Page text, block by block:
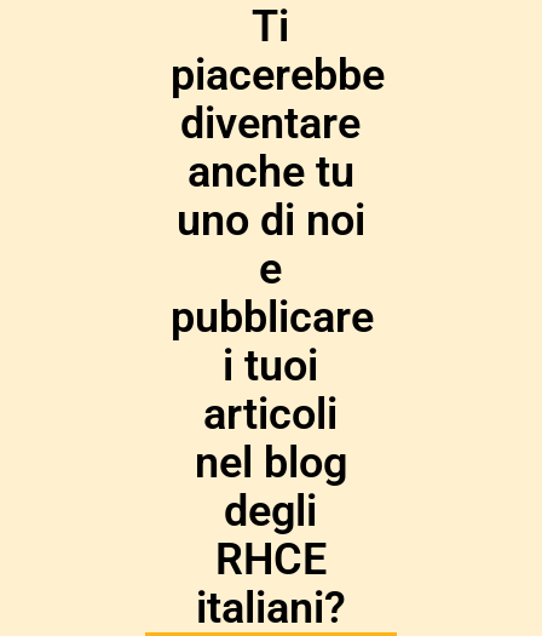
Ti
piacerebbe
diventare
anche tu
uno di noi
e
pubblicare
i tuoi
articoli
nel blog
degli
RHCE
italiani?